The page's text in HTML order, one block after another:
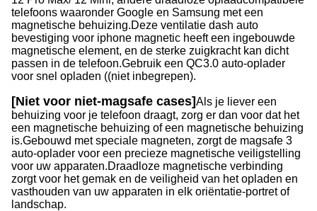
telefoons waaronder Google en Samsung met een
magnetische behuizing.Deze ventilatie dash auto
bevestiging voor iphone magnetic heeft een ingebouwde
magnetische element, en de sterke zuigkracht kan dicht
passen in de telefoon.Gebruik een QC3.0 auto-oplader
voor snel opladen ((niet inbegrepen).
[Niet voor niet-magsafe cases]Als je liever een
behuizing voor je telefoon draagt, zorg er dan voor dat het
een magnetische behuizing of een magnetische behuizing
is.Gebouwd met speciale magneten, zorgt de magsafe 3
auto-oplader voor een precieze magnetische veiligstelling
voor uw apparaten.Draadloze magnetische verbinding
zorgt voor het gemak en de veiligheid van het opladen en
vasthouden van uw apparaten in elk oriëntatie-portret of
landschap.